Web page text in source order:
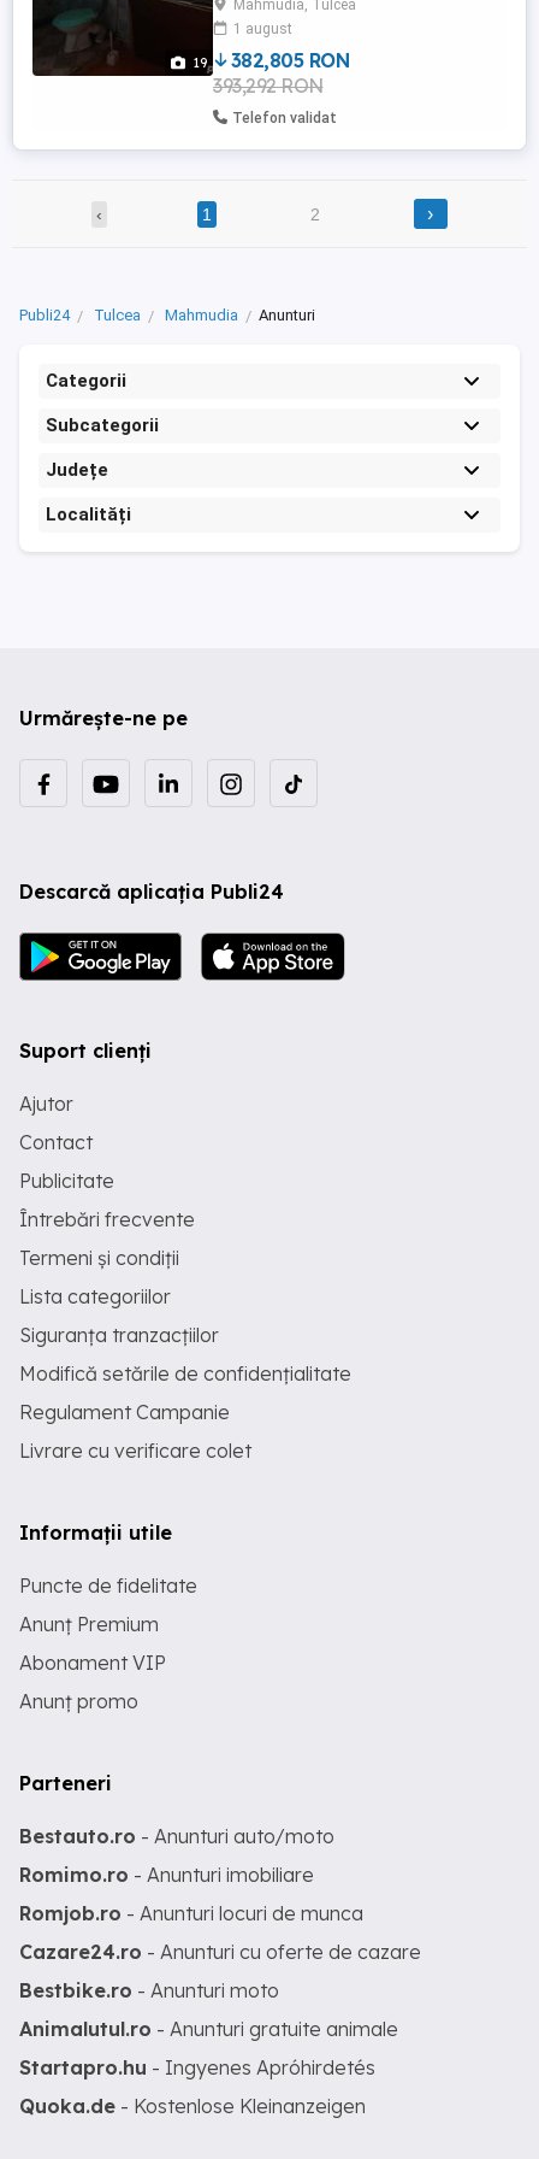
19
parte a casei, pretul de 75.000 Negociabil.
TEl: Casa este in comuna
Mahmudia/Județul Tulcea ...
Mahmudia, Tulcea
1 august
382,805 RON
393,292 RON
Telefon validat
‹ 1 2 ›
Publi24 Tulcea Mahmudia Anunturi
Categorii
Subcategorii
Județe
Localități
Urmărește-ne pe
Descarcă aplicația Publi24
Suport clienți
Ajutor
Contact
Publicitate
Întrebări frecvente
Termeni și condiții
Lista categoriilor
Siguranța tranzacțiilor
Modifică setările de confidențialitate
Regulament Campanie
Livrare cu verificare colet
Informații utile
Puncte de fidelitate
Anunț Premium
Abonament VIP
Anunț promo
Parteneri
Bestauto.ro - Anunturi auto/moto
Romimo.ro - Anunturi imobiliare
Romjob.ro - Anunturi locuri de munca
Cazare24.ro - Anunturi cu oferte de cazare
Bestbike.ro - Anunturi moto
Animalutul.ro - Anunturi gratuite animale
Startapro.hu - Ingyenes Apróhirdetés
Quoka.de - Kostenlose Kleinanzeigen